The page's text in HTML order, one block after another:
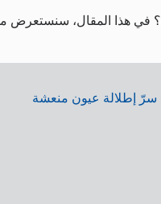
؟ في هذا المقال، سنستعرض